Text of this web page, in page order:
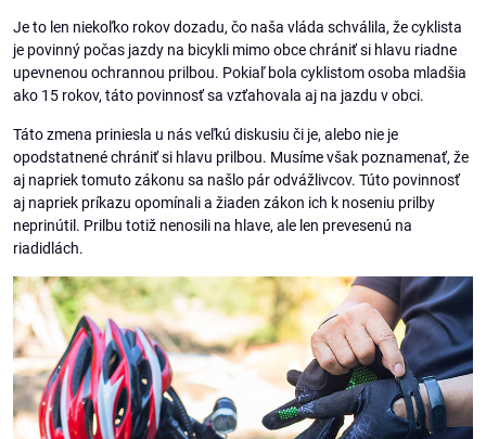
Je to len niekoľko rokov dozadu, čo naša vláda schválila, že cyklista
je povinný počas jazdy na bicykli mimo obce chrániť si hlavu riadne
upevnenou ochrannou prilbou. Pokiaľ bola cyklistom osoba mladšia
ako 15 rokov, táto povinnosť sa vzťahovala aj na jazdu v obci.
Táto zmena priniesla u nás veľkú diskusiu či je, alebo nie je
opodstatnené chrániť si hlavu prilbou. Musíme však poznamenať, že
aj napriek tomuto zákonu sa našlo pár odvážlivcov. Túto povinnosť
aj napriek príkazu opomínali a žiaden zákon ich k noseniu prilby
neprinútil. Prilbu totiž nenosili na hlave, ale len prevesenú na
riadidlách.